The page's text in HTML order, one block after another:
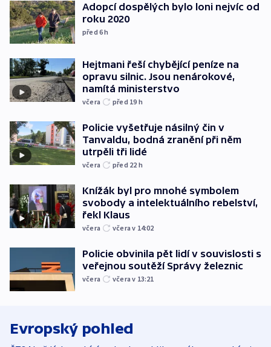
Adopcí dospělých bylo loni nejvíc od
roku 2020
před 6h
Hejtmani řeší chybějící peníze na
opravu silnic. Jsou nenárokové,
namítá ministerstvo
včera před 19 h
Policie vyšetřuje násilný čin v
Tanvaldu, bodná zranění při něm
utrpěli tři lidé
včera před 22 h
Knížák byl pro mnohé symbolem
svobody a intelektuálního rebelství,
řekl Klaus
včera včera v 14:02
Policie obvinila pět lidí v souvislosti s
veřejnou soutěží Správy železnic
včera včera v 13:21
Evropský pohled